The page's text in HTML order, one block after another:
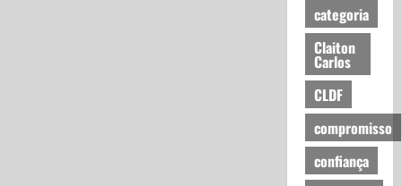
categoria
Claiton
Carlos
CLDF
compromisso
confiança